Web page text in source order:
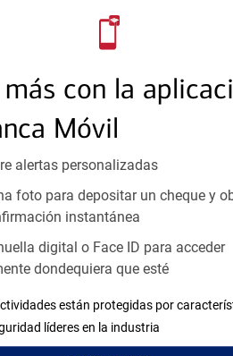
con la
Móvil
alertas personalizadas
foto para depositar un cheque y
instantánea
digital o Face ID para acceder
dondequiera que esté
están protegidas por
líderes en la industria
Obtener más
Explore
Productos y
Ofrecemos una amplia gama
diseñados para ayudar con todas